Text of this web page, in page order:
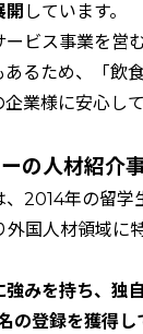
開 しています。
ビス事業を営
るため、「飲
業様に安心し
の人材紹介
2014年の留学
外国人材領域に
強みを持ち、独
登録を獲得し